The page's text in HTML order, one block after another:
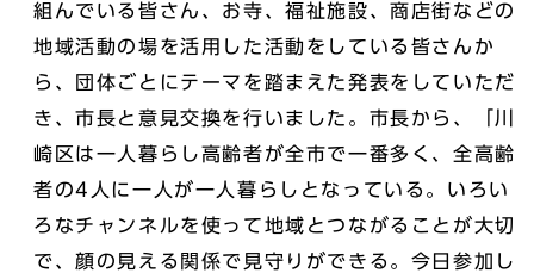
組んでいる皆さん、お寺、福祉施設、商店街などの
地域活動の場を活用した活動をしている皆さんか
ら、団体ごとにテーマを踏まえた発表をしていただ
き、市長と意見交換を行いました。市長から、「川
崎区は一人暮らし高齢者が全市で一番多く、全高齢
者の4人に一人が一人暮らしとなっている。いろい
ろなチャンネルを使って地域とつながることが大切
で、顔の見える関係で見守りができる。今日参加し